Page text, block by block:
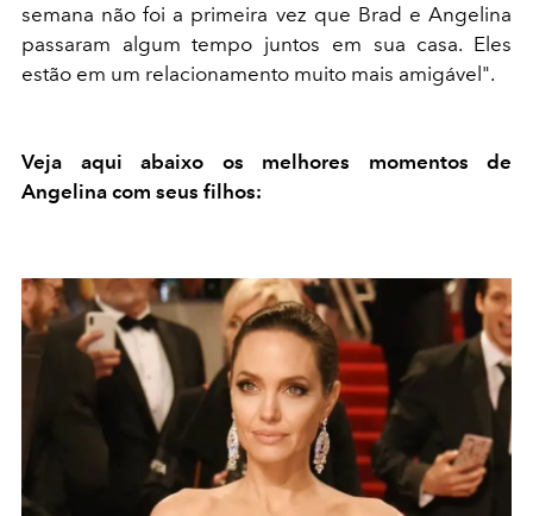
semana não foi a primeira vez que Brad e Angelina
passaram algum tempo juntos em sua casa. Eles
estão em um relacionamento muito mais amigável".
Veja aqui abaixo os melhores momentos de
Angelina com seus filhos: